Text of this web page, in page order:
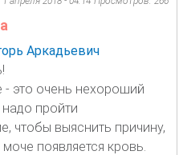
Аркадьевич
- это очень нехороший
пройти
чтобы выяснить причину,
появляется кровь.